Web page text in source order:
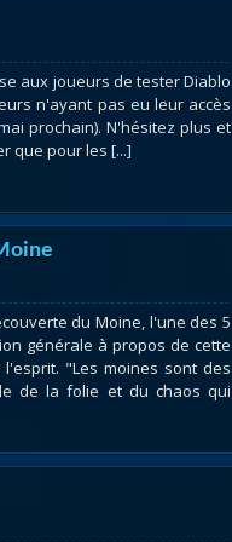
aux joueurs de tester Diablo
n'ayant pas eu leur accès
prochain). N'hésitez plus et
que pour les [...]
du Moine, l'une des 5
générale à propos de cette
"Les moines sont des
de la folie et du chaos qui